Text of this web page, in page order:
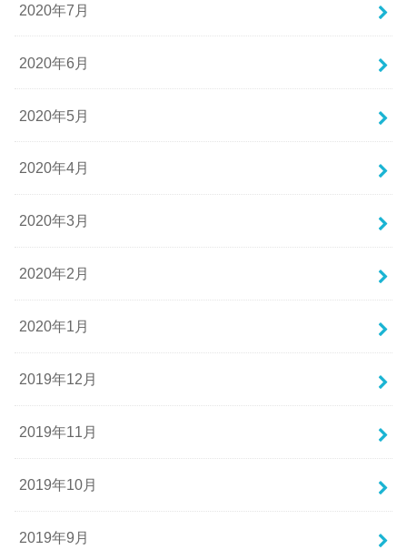
2020年7月
2020年6月
2020年5月
2020年4月
2020年3月
2020年2月
2020年1月
2019年12月
2019年11月
2019年10月
2019年9月